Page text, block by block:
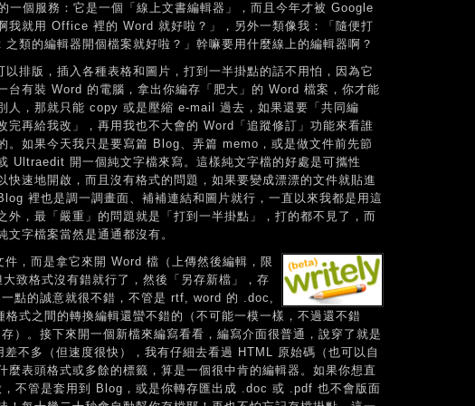
一個服務：它是一個「線上文書編輯器」，而且今年才被 Google
我就用 Office 裡的 Word 就好啦？」，另外一類像我：「隨便打
類的編輯器開個檔案就好啦？」幹嘛要用什麼線上的編輯器啊？
排版，插入各種表格和圖片，打到一半掛點的話不用怕，因為它
台有裝 Word 的電腦，拿出你編存「肥大」的 Word 檔案，你才能
人，那就只能 copy 或是壓縮 e-mail 過去，如果還要「共同編
完再給我改」，再用我也不大會的 Word「追蹤修訂」功能來看誰
。如果今天我只是要寫篇 Blog、弄篇 memo，或是做文件前先節
Ultraedit 開一個純文字檔來寫。這樣純文字檔的好處是可攜性
快速地開啟，而且沒有格式的問題，如果要變成漂漂的文件就貼進
裡也是調一調畫面、補補連結和圖片就行，一直以來我都是用這
外，最「嚴重」的問題就是「打到一半掛點」，打的都不見了，而
字檔案當然是通通都沒有。
，而是拿它來開 Word 檔（上傳然後編輯，限
致格式沒有錯就行了，然後「另存新檔」，存
點的誠意就很不錯，不管是 rtf, word 的 .doc,
式之間的轉換編輯還蠻不錯的（不可能一模一樣，不過還不錯
）。接下來開一個新檔來編寫看看，編寫介面很普通，說穿了就是
不多（但速度很快），我有仔細去看過 HTML 原始碼（也可以自
麼表頭格式或多餘的標籤，算是一個很中肯的編輯器。如果你想直
不管是套用到 Blog，或是你轉存匯出成 .doc 或 .pdf 也不會版面